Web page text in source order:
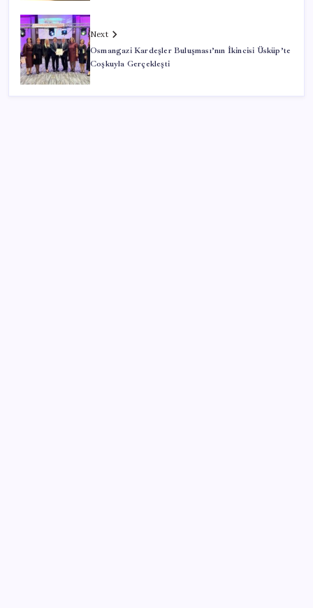
Next
Osmangazi Kardeşler Buluşması’nın İkincisi Üsküp’te
Coşkuyla Gerçekleşti